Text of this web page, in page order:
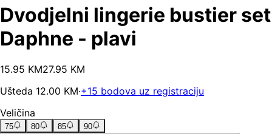
Dvodjelni lingerie bustier set
Daphne - plavi
15.95 KM27.95 KM
Ušteda 12.00 KM·+15 bodova uz registraciju
Veličina
75 80 85
90